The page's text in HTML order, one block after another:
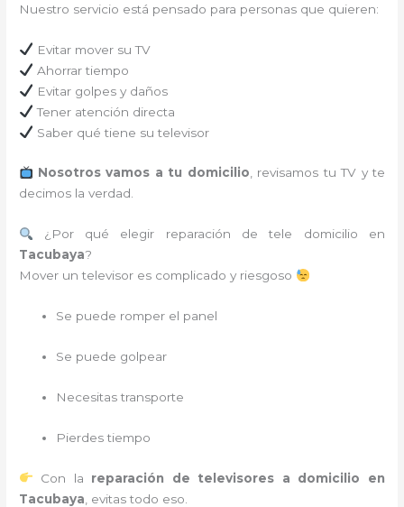
Nuestro servicio está pensado para personas que quieren:
Evitar mover su TV
Ahorrar tiempo
Evitar golpes y daños
Tener atención directa
Saber qué tiene su televisor
Nosotros vamos a tu domicilio, revisamos tu TV y te
decimos la verdad.
¿Por qué elegir reparación de tele domicilio en
Tacubaya?
Mover un televisor es complicado y riesgoso
Se puede romper el panel
Se puede golpear
Necesitas transporte
Pierdes tiempo
Con la reparación de televisores a domicilio en
Tacubaya , evitas todo eso.